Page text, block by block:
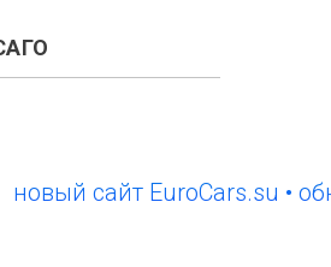
сайт EuroCars.su •